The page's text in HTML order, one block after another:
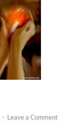
- Leave a Comment